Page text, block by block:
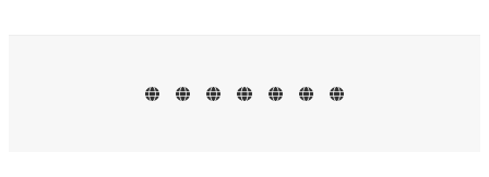
ホ 業 プ お ブ 事 プ